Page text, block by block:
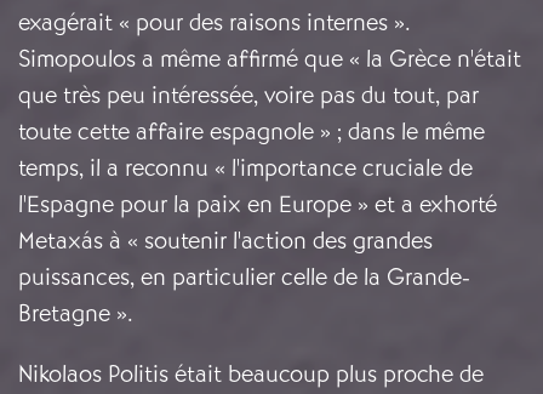
exagérait « pour des raisons internes ».
Simopoulos a même affirmé que « la Grèce n'était
que très peu intéressée, voire pas du tout, par
toute cette affaire espagnole » ; dans le même
temps, il a reconnu « l'importance cruciale de
l'Espagne pour la paix en Europe » et a exhorté
Metaxás à « soutenir l'action des grandes
puissances, en particulier celle de la Grande-
Bretagne ».
Nikolaos Politis était beaucoup plus proche de